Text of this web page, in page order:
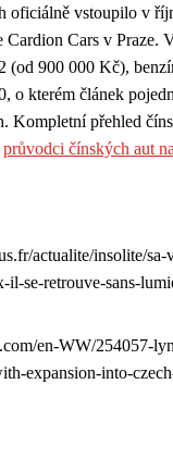
oficiálně vstoupilo v
Cardion Cars v Praze.
900 000 Kč),
o kterém článek
Kompletní přehled
průvodci čínských aut
actualite/insolite/sa-
il-se-retrouve-sans-
en-WW/254057-
expansion-into-